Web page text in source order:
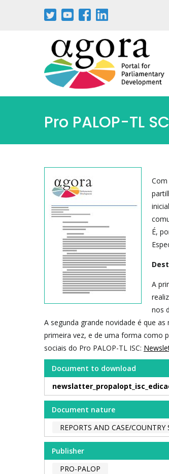
Pro PALOP-TL
É,
A
nos
A segunda grande novidade é que
primeira vez, e de uma forma como
sociais do Pro PALOP-TL ISC:
Document to download
Document nature
REPORTS AND CASE/COUNTRY
Publisher
PRO-PALOP